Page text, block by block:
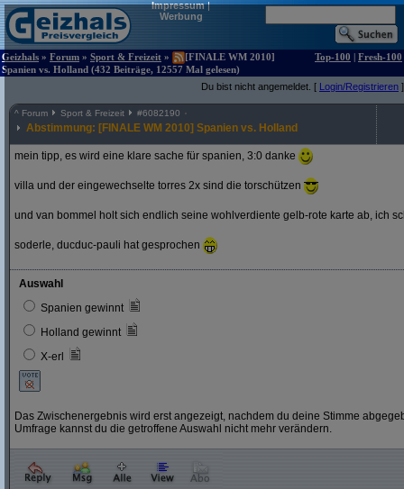
Impressum|
Werbung
Geizhals » Forum » Sport & Freizeit »
[FINALE WM 2010]
Spanien vs. Holland (432 Beiträge, 12557 Mal gelesen)
Top-100 | Fresh-100
Du bist nicht angemeldet. [ Login/Registrieren ]
^ Forum Sport & Freizeit #6082190
Abstimmung: [FINALE WM 2010] Spanien vs. Holland
mein tipp, es wird eine klare sache für spanien, 3:0 danke
villa und der eingewechselte torres 2x sind die torschützen
und van bommel holt sich endlich seine wohlverdiente gelb-rote karte ab, ich
soderle, ducduc-pauli hat gesprochen
Auswahl
Spanien gewinnt
Holland gewinnt
X-erl
Das Zwischenergebnis wird erst angezeigt, nachdem du deine Stimme
Umfrage kannst du die getroffene Auswahl nicht mehr verändern.